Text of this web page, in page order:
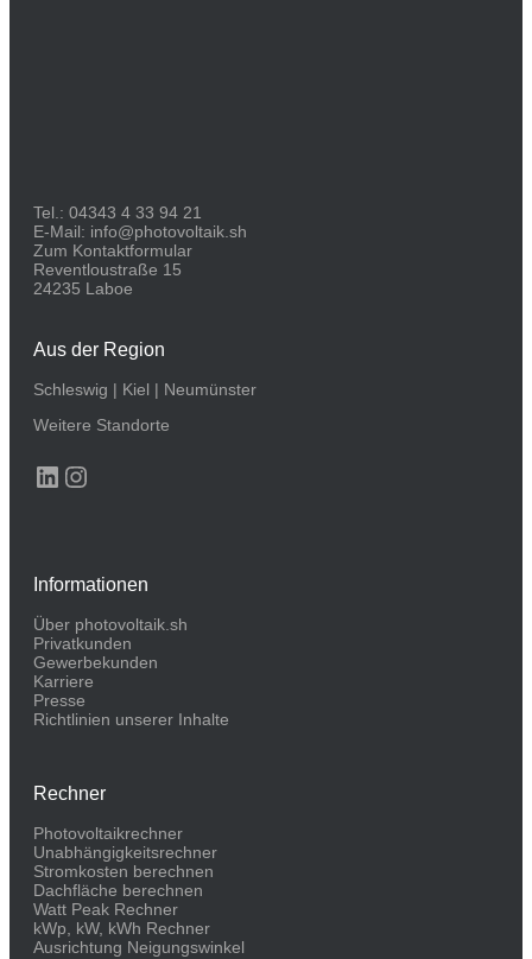
Tel.: 04343 4 33 94 21
E-Mail: info@photovoltaik.sh
Zum Kontaktformular
Reventloustraße 15
24235 Laboe
Aus der Region
Schleswig | Kiel | Neumünster
Weitere Standorte
LinkedIn
Instagram
Informationen
Über photovoltaik.sh
Privatkunden
Gewerbekunden
Karriere
Presse
Richtlinien unserer Inhalte
Rechner
Photovoltaikrechner
Unabhängigkeitsrechner
Stromkosten berechnen
Dachfläche berechnen
Watt Peak Rechner
kWp, kW, kWh Rechner
Ausrichtung Neigungswinkel